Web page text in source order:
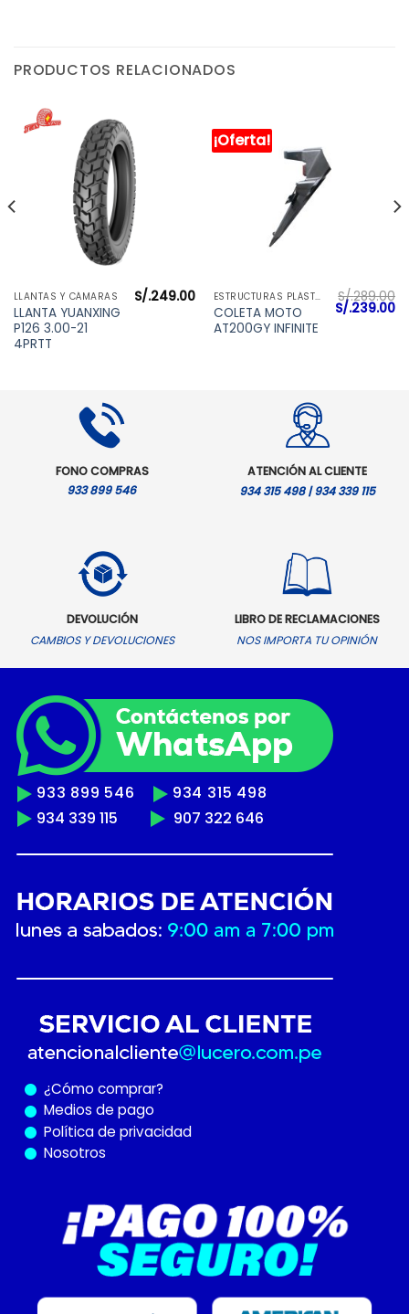
PRODUCTOS RELACIONADOS
LLANTAS Y CÁMARAS
LLANTA YUANXING
P126 3.00-21
4PRTT
S/.249.00
¡Oferta!
ESTRUCTURAS PLÁSTICAS
COLETA MOTO
AT200GY INFINITE
S/.289.00
El
precio
S/.239.00El
FONO COMPRAS
933 899 546
ATENCIÓN AL CLIENTE
934 315 498 | 934 339 115
DEVOLUCIÓN
CAMBIOS Y DEVOLUCIONES
LIBRO DE RECLAMACIONES
NOS IMPORTA TU OPINIÓN
933 899 546
934 315 498
934 339 115
907 322 646
¿Cómo comprar?
Medios de pago
Política de privacidad
Nosotros